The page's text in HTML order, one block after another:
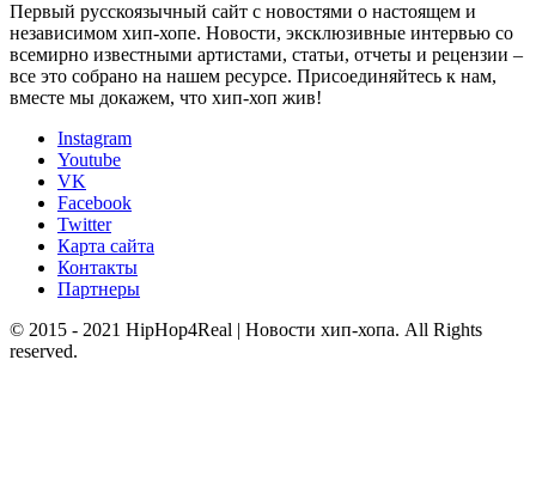
Первый русскоязычный сайт с новостями о настоящем и
независимом хип-хопе. Новости, эксклюзивные интервью со
всемирно известными артистами, статьи, отчеты и рецензии –
все это собрано на нашем ресурсе. Присоединяйтесь к нам,
вместе мы докажем, что хип-хоп жив!
Instagram
Youtube
VK
Facebook
Twitter
Карта сайта
Контакты
Партнеры
© 2015 - 2021 HipHop4Real | Новости хип-хопа. All Rights
reserved.